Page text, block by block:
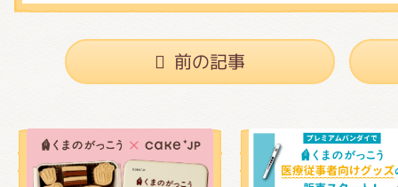
前の記事